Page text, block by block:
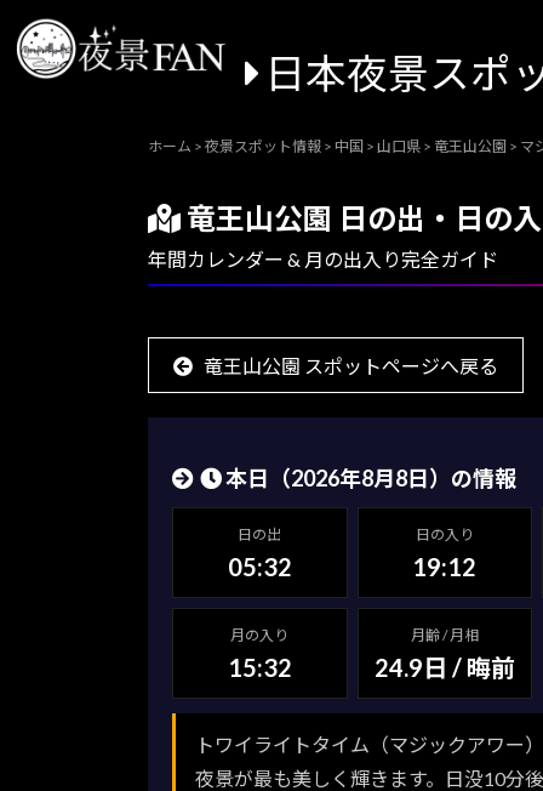
日本夜景スポ
ホーム > 夜景スポット情報 > 中国 > 山口県 > 竜王山公園 > マ
竜王山公園 日の出・日の
年間カレンダー & 月の出入り完全ガイド
竜王山公園 スポットページへ戻る
本日（2026年8月8日）の情報
日の出
05:32
日の入り
19:12
月の入り
15:32
月齢 / 月相
24.9日 / 晦前
トワイライトタイム（マジックアワー
夜景が最も美しく輝きます。日没10分